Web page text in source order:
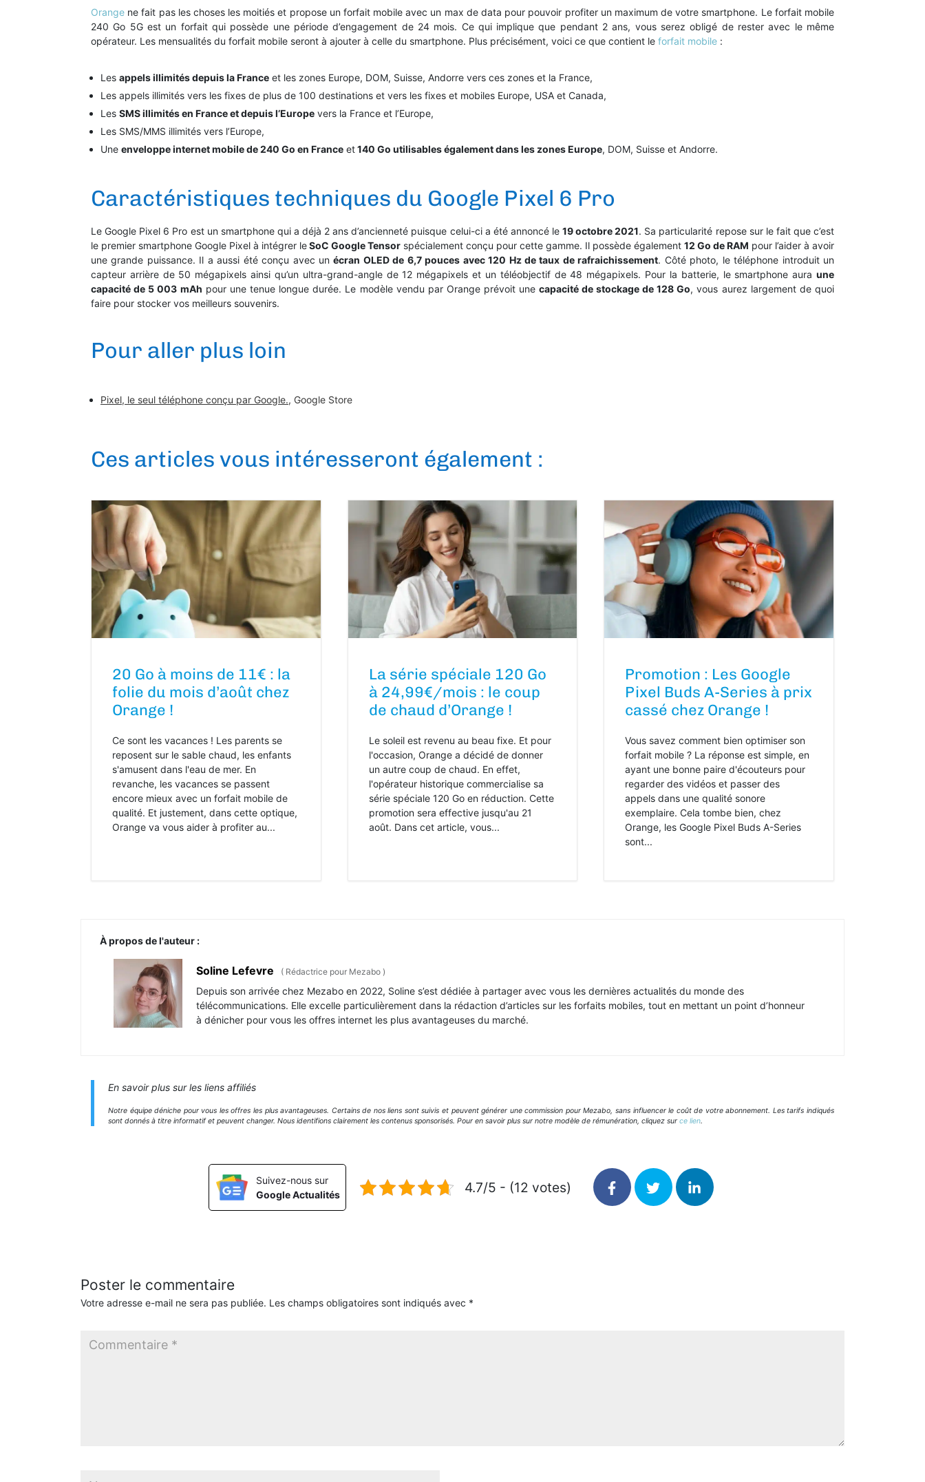
Orange ne fait pas les choses les moitiés et propose un forfait mobile avec un max de data pour pouvoir profiter un maximum de votre smartphone. Le forfait mobile
240 Go 5G est un forfait qui possède une période d’engagement de 24 mois. Ce qui implique que pendant 2 ans, vous serez obligé de rester avec le même
opérateur. Les mensualités du forfait mobile seront à ajouter à celle du smartphone. Plus précisément, voici ce que contient le forfait mobile :
Les appels illimités depuis la France et les zones Europe, DOM, Suisse, Andorre vers ces zones et la France,
Les appels illimités vers les fixes de plus de 100 destinations et vers les fixes et mobiles Europe, USA et Canada,
Les SMS illimités en France et depuis l’Europe vers la France et l’Europe,
Les SMS/MMS illimités vers l’Europe,
Une enveloppe internet mobile de 240 Go en France et140 Go utilisables également dans les zones Europe, DOM, Suisse et Andorre.
Caractéristiques techniques du Google Pixel 6 Pro
Le Google Pixel 6 Pro est un smartphone qui a déjà 2 ans d’ancienneté puisque celui-ci a été annoncé le 19 octobre 2021. Sa particularité repose sur le fait que c’est
le premier smartphone Google Pixel à intégrer leSoC Google Tensor spécialement conçu pour cette gamme. Il possède également 12 Go de RAM pour l’aider à avoir
une grande puissance. Il a aussi été conçu avec unécran OLED de 6,7 pouces avec 120 Hz de taux de rafraichissement. Côté photo, le téléphone introduit un
capteur arrière de 50 mégapixels ainsi qu’un ultra-grand-angle de 12 mégapixels et un téléobjectif de 48 mégapixels. Pour la batterie, le smartphone aura une
capacité de 5 003 mAh pour une tenue longue durée. Le modèle vendu par Orange prévoit une capacité de stockage de 128 Go, vous aurez largement de quoi
faire pour stocker vos meilleurs souvenirs.
Pour aller plus loin
Pixel, le seul téléphone conçu par Google., Google Store
Ces articles vous intéresseront également :
20 Go à moins de 11€ : la
folie du mois d’août chez
Orange !
Ce sont les vacances ! Les parents se
reposent sur le sable chaud, les enfants
s'amusent dans l'eau de mer. En
revanche, les vacances se passent
encore mieux avec un forfait mobile de
qualité. Et justement, dans cette optique,
Orange va vous aider à profiter au...
La série spéciale 120 Go
à 24,99€/mois : le coup
de chaud d’Orange !
Le soleil est revenu au beau fixe. Et pour
l'occasion, Orange a décidé de donner
un autre coup de chaud. En effet,
l'opérateur historique commercialise sa
série spéciale 120 Go en réduction. Cette
promotion sera effective jusqu'au 21
août. Dans cet article, vous...
Promotion : Les Google
Pixel Buds A-Series à prix
cassé chez Orange !
Vous savez comment bien optimiser son
forfait mobile ? La réponse est simple, en
ayant une bonne paire d'écouteurs pour
regarder des vidéos et passer des
appels dans une qualité sonore
exemplaire. Cela tombe bien, chez
Orange, les Google Pixel Buds A-Series
sont...
À propos de l'auteur :
Soline Lefevre ( Rédactrice pour Mezabo )
Depuis son arrivée chez Mezabo en 2022, Soline s’est dédiée à partager avec vous les dernières actualités du monde des
télécommunications. Elle excelle particulièrement dans la rédaction d’articles sur les forfaits mobiles, tout en mettant un point d’honneur
à dénicher pour vous les offres internet les plus avantageuses du marché.
En savoir plus sur les liens affiliés
Notre équipe déniche pour vous les offres les plus avantageuses. Certains de nos liens sont suivis et peuvent générer une commission pour Mezabo, sans influencer le coût de votre abonnement. Les tarifs indiqués
sont donnés à titre informatif et peuvent changer. Nous identifions clairement les contenus sponsorisés. Pour en savoir plus sur notre modèle de rémunération, cliquez sur ce lien.
Suivez-nous sur
Google Actualités
4.7/5 - (12 votes)
Poster le commentaire
Votre adresse e-mail ne sera pas publiée. Les champs obligatoires sont indiqués avec *